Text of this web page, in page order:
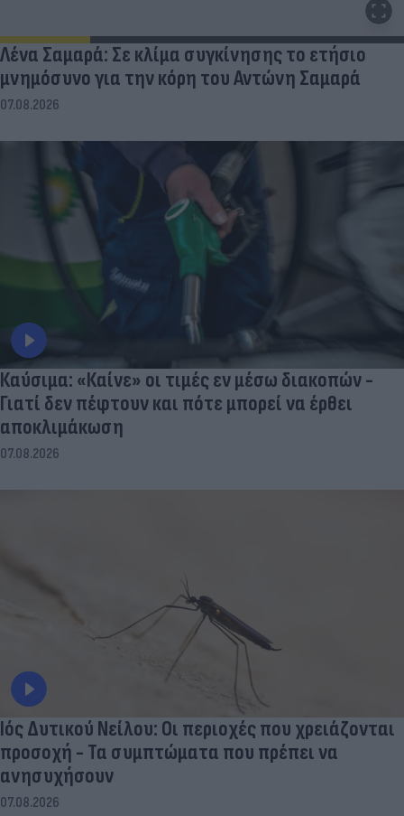
Λένα Σαμαρά: Σε κλίμα συγκίνησης το ετήσιο
μνημόσυνο για την κόρη του Αντώνη Σαμαρά
07.08.2026
Καύσιμα: «Καίνε» οι τιμές εν μέσω διακοπών -
Γιατί δεν πέφτουν και πότε μπορεί να έρθει
αποκλιμάκωση
07.08.2026
Ιός Δυτικού Νείλου: Οι περιοχές που χρειάζονται
προσοχή - Τα συμπτώματα που πρέπει να
ανησυχήσουν
07.08.2026